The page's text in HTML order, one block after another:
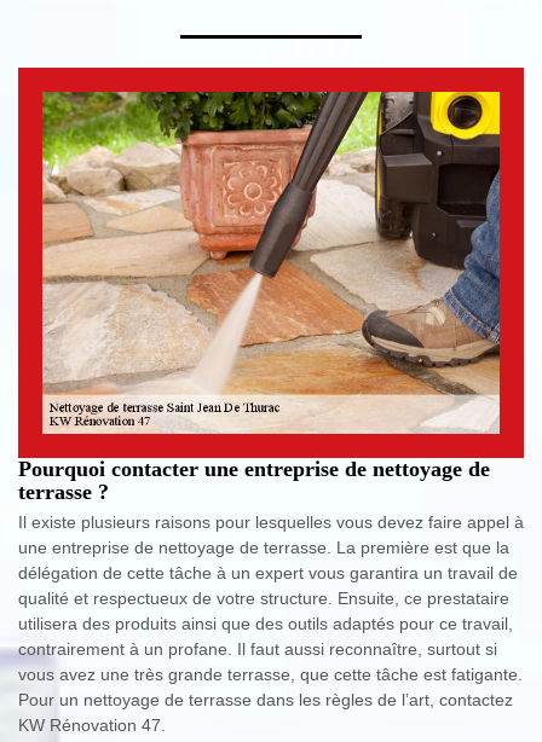
Pourquoi contacter une entreprise de nettoyage de
terrasse ?
Il existe plusieurs raisons pour lesquelles vous devez faire appel à
une entreprise de nettoyage de terrasse. La première est que la
délégation de cette tâche à un expert vous garantira un travail de
qualité et respectueux de votre structure. Ensuite, ce prestataire
utilisera des produits ainsi que des outils adaptés pour ce travail,
contrairement à un profane. Il faut aussi reconnaître, surtout si
vous avez une très grande terrasse, que cette tâche est fatigante.
Pour un nettoyage de terrasse dans les règles de l’art, contactez
KW Rénovation 47.